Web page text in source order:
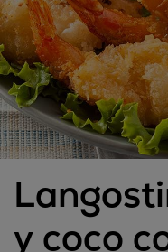
y coco